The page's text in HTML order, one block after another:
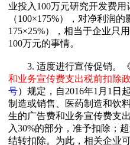
业投入100万元研究开发费
（100×175%），对净利润的
175×25%），相当于企业只
100万元的事情。
3. 适度进行宣传促销。《
和业务宣传费支出税前扣除
号）规定，自2016年1月1日
制造或销售、医药制造和饮
生的广告费和业务宣传费支
入30%的部分，准予扣除；
结转扣除。为此，相关企业